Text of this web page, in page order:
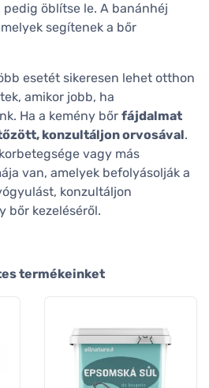
öblítse le. A banánhéj
segítenek a bőr
esetét sikeresen lehet otthon
amikor jobb, ha
Ha a kemény bőr fájdalmat
konzultáljon orvosával.
vagy más
van, amelyek befolyásolják a
konzultáljon
bőr kezeléséről.
termékeinket